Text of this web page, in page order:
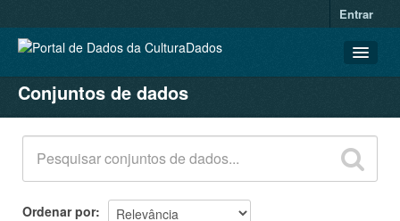
Entrar
CONJUNTOS DE DADOS
ORGANIZAÇÕES
GRUPOS
SOBRE
Conjuntos de dados
Ordenar por